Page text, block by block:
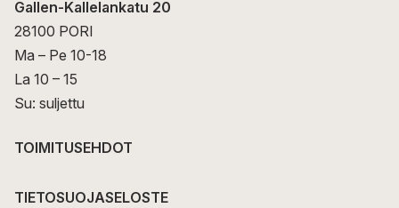
Gallen-Kallelankatu 20
28100 PORI
Ma – Pe 10-18
La 10 – 15
Su: suljettu
TOIMITUSEHDOT
TIETOSUOJASELOSTE